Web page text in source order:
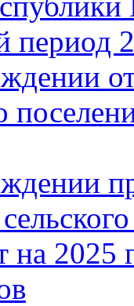
период
на